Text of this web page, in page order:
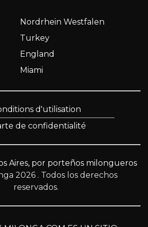
Nordrhein Westfalen
Turkey
England
Miami
d'utilisation
de confidentialité
Aires, por porteños milongueros
2026 . Todos los derechos
reservados.